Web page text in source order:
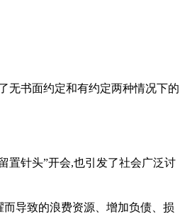
无书面约定和有约定两种情况下的
置针头”开会,也引发了社会广泛讨
导致的浪费资源、增加负债、损